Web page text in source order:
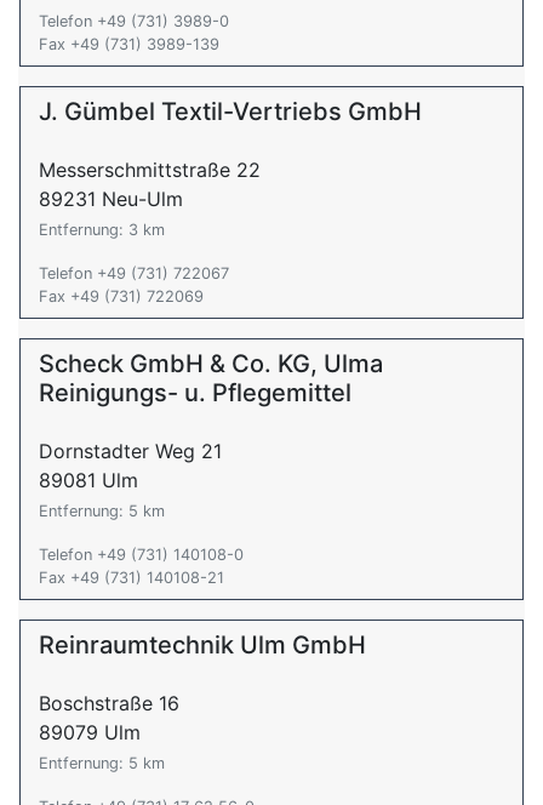
Telefon +49 (731) 3989-0
Fax +49 (731) 3989-139
J. Gümbel Textil-Vertriebs GmbH
Messerschmittstraße 22
89231 Neu-Ulm
Entfernung: 3 km
Telefon +49 (731) 722067
Fax +49 (731) 722069
Scheck GmbH & Co. KG, Ulma
Reinigungs- u. Pflegemittel
Dornstadter Weg 21
89081 Ulm
Entfernung: 5 km
Telefon +49 (731) 140108-0
Fax +49 (731) 140108-21
Reinraumtechnik Ulm GmbH
Boschstraße 16
89079 Ulm
Entfernung: 5 km